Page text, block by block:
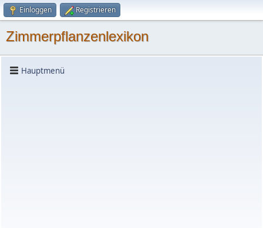
Einloggen Registrieren
Zimmerpflanzenlexikon
Hauptmenü